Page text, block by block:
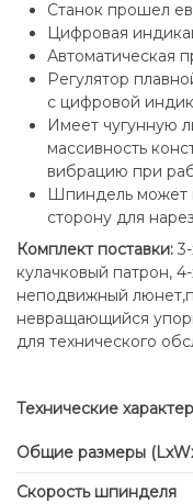
Станок прошел
Цифровая
Автоматическая
Регулятор
с цифровой
Имеет чугунную
массивность
вибрацию при
Шпиндель может
сторону для
Комплект поставки:
кулачковый патрон,
неподвижный
невращающийся
для технического
Технические
Общие размеры
Скорость шпинделя